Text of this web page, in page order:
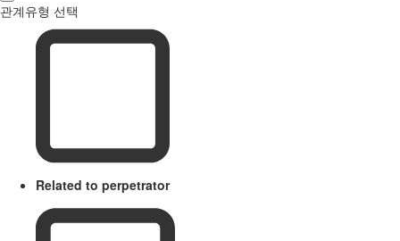
관계유형 선택
Related to perpetrator